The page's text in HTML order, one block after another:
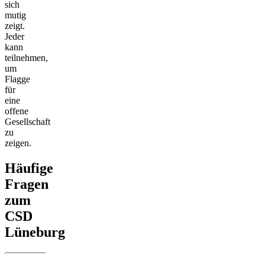
sich
mutig
zeigt.
Jeder
kann
teilnehmen,
um
Flagge
für
eine
offene
Gesellschaft
zu
zeigen.
Häufige
Fragen
zum
CSD
Lüneburg